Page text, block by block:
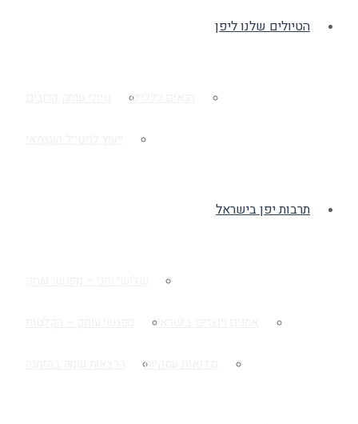
הטיולים שלנו ליפן
תנאים כלליים
תרבות יפן בישראל
אמנים ויוצרים בישראל
סדנאות עסקיות